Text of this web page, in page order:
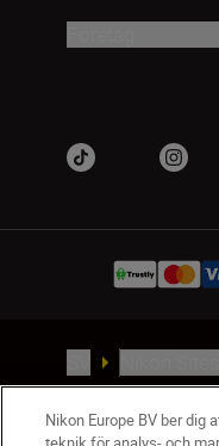
Kontakta oss
Policydokument
Nikon Europe BV ber dig